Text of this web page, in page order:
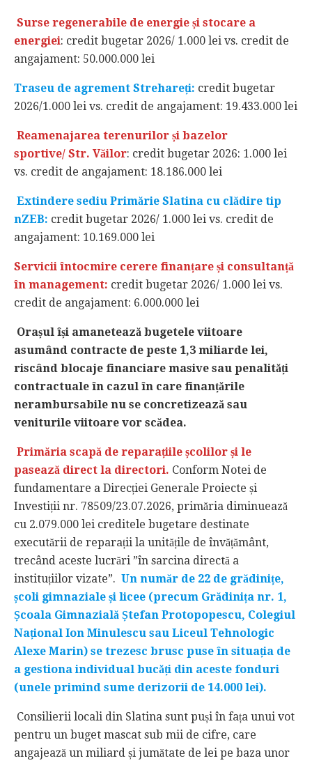
Surse regenerabile de energie și stocare a
energiei: credit bugetar 2026/ 1.000 lei vs. credit de
angajament: 50.000.000 lei
Traseu de agrement Strehareți: credit bugetar
2026/1.000 lei vs. credit de angajament: 19.433.000 lei
Reamenajarea terenurilor și bazelor
sportive/ Str. Văilor: credit bugetar 2026: 1.000 lei
vs. credit de angajament: 18.186.000 lei
Extindere sediu Primărie Slatina cu clădire tip
nZEB: credit bugetar 2026/ 1.000 lei vs. credit de
angajament: 10.169.000 lei
Servicii întocmire cerere finanțare și consultanță
în management: credit bugetar 2026/ 1.000 lei vs.
credit de angajament: 6.000.000 lei
Orașul își amanetează bugetele viitoare
asumând contracte de peste 1,3 miliarde lei,
riscând blocaje financiare masive sau penalități
contractuale în cazul în care finanțările
nerambursabile nu se concretizează sau
veniturile viitoare vor scădea.
Primăria scapă de reparațiile școlilor și le
pasează direct la directori. Conform Notei de
fundamentare a Direcției Generale Proiecte și
Investiții nr. 78509/23.07.2026, primăria diminuează
cu 2.079.000 lei creditele bugetare destinate
executării de reparații la unitățile de învățământ,
trecând aceste lucrări ”în sarcina directă a
instituțiilor vizate”. Un număr de 22 de grădinițe,
școli gimnaziale și licee (precum Grădinița nr. 1,
Școala Gimnazială Ștefan Protopopescu, Colegiul
Național Ion Minulescu sau Liceul Tehnologic
Alexe Marin) se trezesc brusc puse în situația de
a gestiona individual bucăți din aceste fonduri
(unele primind sume derizorii de 14.000 lei).
Consilierii locali din Slatina sunt puși în fața unui vot
pentru un buget mascat sub mii de cifre, care
angajează un miliard și jumătate de lei pe baza unor